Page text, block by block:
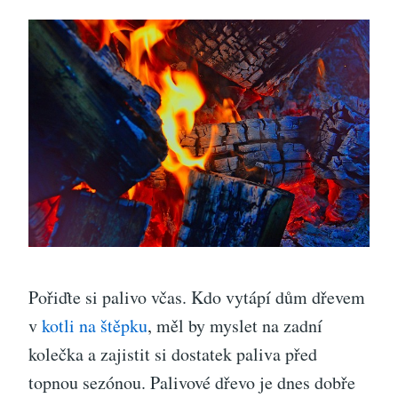
Pořiďte si palivo včas. Kdo vytápí dům dřevem
vkotli na štěpku, měl by myslet na zadní
kolečka a zajistit si dostatek paliva před
topnou sezónou. Palivové dřevo je dnes dobře